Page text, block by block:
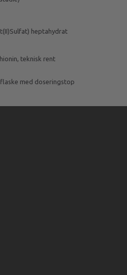
heptahydrat
teknisk rent
med doseringstop